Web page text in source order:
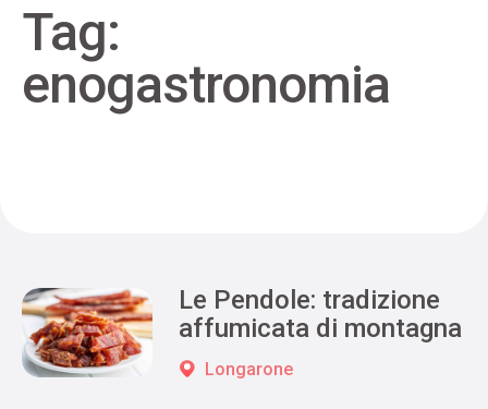
Tag:
enogastronomia
Le Pendole: tradizione
affumicata di montagna
Longarone